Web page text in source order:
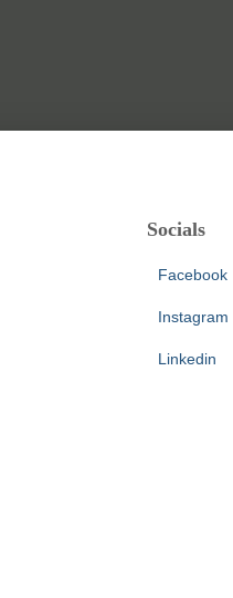
Socials
Facebook
Instagram
Linkedin